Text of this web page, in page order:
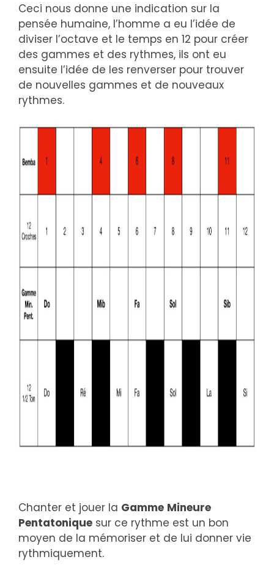
Ceci nous donne une indication sur la
pensée humaine, l’homme a eu l’idée de
diviser l’octave et le temps en 12 pour créer
des gammes et des rythmes, ils ont eu
ensuite l’idée de les renverser pour trouver
de nouvelles gammes et de nouveaux
rythmes.
Chanter et jouer la Gamme Mineure
Pentatonique sur ce rythme est un bon
moyen de la mémoriser et de lui donner vie
rythmiquement.